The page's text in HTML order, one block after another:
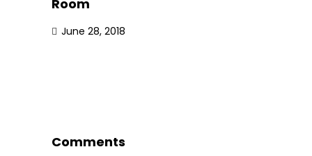
Room
June 28, 2018
Comments